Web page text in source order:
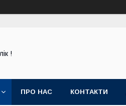
!
ПРО НАС КОНТАКТИ